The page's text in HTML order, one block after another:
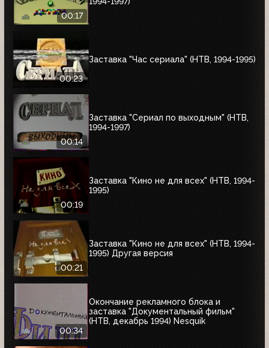
00:17
00:23
Заставка "Час сериала" (НТВ, 1994-1995)
00:14
Заставка "Сериал по выходным" (НТВ,
1994-1997)
00:19
Заставка "Кино не для всех" (НТВ, 1994-
1995)
00:21
Заставка "Кино не для всех" (НТВ, 1994-
1995) Другая версия
00:34
Окончание рекламного блока и
заставка "Документальный фильм"
(НТВ, декабрь 1994) Nesquik